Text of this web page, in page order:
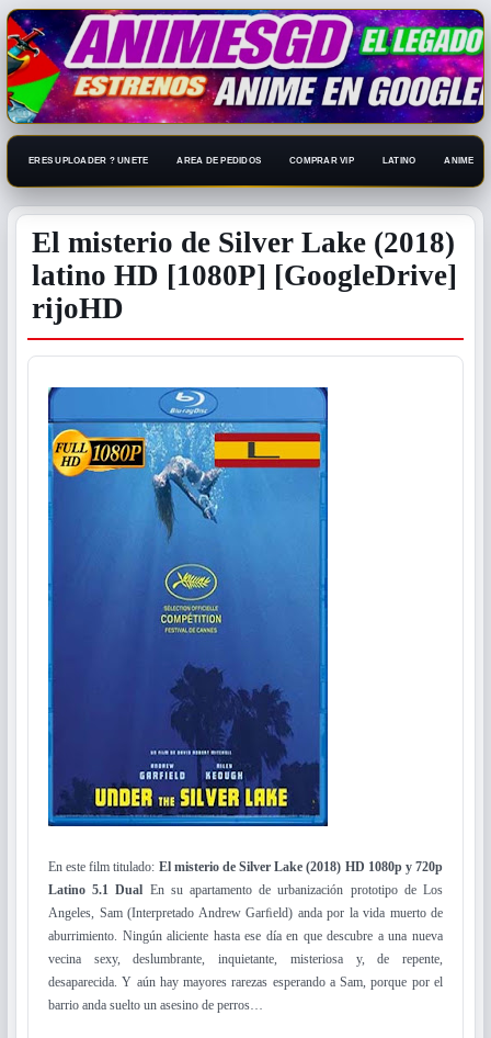
ERES UPLOADER ? UNETE AREA DE PEDIDOS COMPRAR VIP LATINO ANIME
El misterio de Silver Lake (2018)
latino HD [1080P] [GoogleDrive]
rijoHD
En este film titulado: El misterio de Silver Lake (2018) HD 1080p y 720p
Latino 5.1 Dual En su apartamento de urbanización prototipo de Los
Angeles, Sam (Interpretado Andrew Garﬁeld) anda por la vida muerto de
aburrimiento. Ningún aliciente hasta ese día en que descubre a una nueva
vecina sexy, deslumbrante, inquietante, misteriosa y, de repente,
desaparecida. Y aún hay mayores rarezas esperando a Sam, porque por el
barrio anda suelto un asesino de perros…